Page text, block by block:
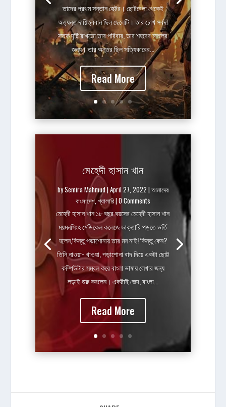
তাদের প্রথম সন্তান হেক্টর। ছোটবেলা থেকেই
অত্যন্ত দায়িত্ববান ছিল ছেলেটি। তার চোখ সর্বদা
সতর্ক দৃষ্টি রাখতো তার পরিবার, তার শহরের মঙ্গলের
জন্য। তার অন্তর ছিল সত্যিকারের...
Read More
মেহেদী হাসান খান
bySemira Mahmud |April 27, 2022 | আমাদের
বাংলাদেশ,গ্যালারি| 0 Comments
মেহেদী হাসান খান ১৮ বছর বয়সের মেহেদী হাসান খান
ময়মনসিংহ মেডিকেল কলেজে ডাক্তারি পড়তে ভর্তি
হলেন,কিন্তু পড়াশোনায় তার মন নাই! কিন্তু কেন?
তিনি নাওয়া- খাওয়া, পড়াশোনা বাদ দিয়ে একটা ছোট্ট
কম্পিউটার সম্বল করে বাংলা ভাষায় লেখার জন্য
লড়াই শুরু করলেন। একটাই জেদ, বাংলা...
Read More